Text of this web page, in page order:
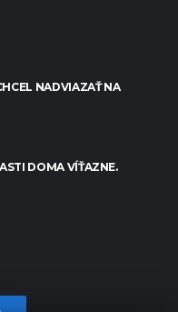
NADVIAZAŤ NA
DOMA VÍŤAZNE.